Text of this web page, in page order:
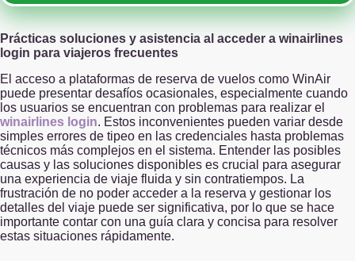
Prácticas soluciones y asistencia al acceder a winairlines
login para viajeros frecuentes
El acceso a plataformas de reserva de vuelos como WinAir
puede presentar desafíos ocasionales, especialmente cuando
los usuarios se encuentran con problemas para realizar el
winairlines login. Estos inconvenientes pueden variar desde
simples errores de tipeo en las credenciales hasta problemas
técnicos más complejos en el sistema. Entender las posibles
causas y las soluciones disponibles es crucial para asegurar
una experiencia de viaje fluida y sin contratiempos. La
frustración de no poder acceder a la reserva y gestionar los
detalles del viaje puede ser significativa, por lo que se hace
importante contar con una guía clara y concisa para resolver
estas situaciones rápidamente.